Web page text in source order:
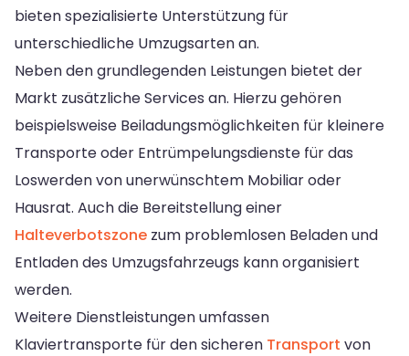
bieten spezialisierte Unterstützung für
unterschiedliche Umzugsarten an.
Neben den grundlegenden Leistungen bietet der
Markt zusätzliche Services an. Hierzu gehören
beispielsweise Beiladungsmöglichkeiten für kleinere
Transporte oder Entrümpelungsdienste für das
Loswerden von unerwünschtem Mobiliar oder
Hausrat. Auch die Bereitstellung einer
Halteverbotszone zum problemlosen Beladen und
Entladen des Umzugsfahrzeugs kann organisiert
werden.
Weitere Dienstleistungen umfassen
Klaviertransporte für den sicheren Transport von